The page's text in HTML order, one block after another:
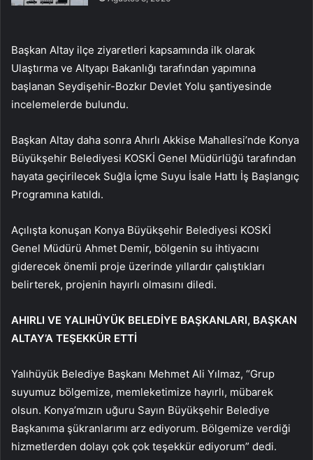
Başkan Altay ilçe ziyaretleri kapsamında ilk olarak
Ulaştırma ve Altyapı Bakanlığı tarafından yapımına
başlanan Seydişehir-Bozkır Devlet Yolu şantiyesinde
incelemelerde bulundu.
Başkan Altay daha sonra Ahırlı Akkise Mahallesi’nde Konya
Büyükşehir Belediyesi KOSKİ Genel Müdürlüğü tarafından
hayata geçirilecek Suğla İçme Suyu İsale Hattı İş Başlangıç
Programına katıldı.
Açılışta konuşan Konya Büyükşehir Belediyesi KOSKİ
Genel Müdürü Ahmet Demir, bölgenin su ihtiyacını
giderecek önemli proje üzerinde yıllardır çalıştıkları
belirterek, projenin hayırlı olmasını diledi.
AHIRLI VE YALIHÜYÜK BELEDİYE BAŞKANLARI, BAŞKAN
ALTAY’A TEŞEKKÜR ETTİ
Yalıhüyük Belediye Başkanı Mehmet Ali Yılmaz, “Grup
suyumuz bölgemize, memleketimize hayırlı, mübarek
olsun. Konya’mızın uğuru Sayın Büyükşehir Belediye
Başkanıma şükranlarımı arz ediyorum. Bölgemize verdiği
hizmetlerden dolayı çok çok teşekkür ediyorum” dedi.